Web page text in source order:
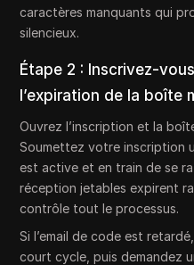
caractères manquants qui
silencieux.
Étape 2 : Inscrivez-
l’expiration de la boîte
Ouvrez l’inscription et la
Soumettez votre inscription
est active et en train de se
réception jetables expirent
contrôle tout le processus.
Si l’email de code est
court cycle, puis demandez